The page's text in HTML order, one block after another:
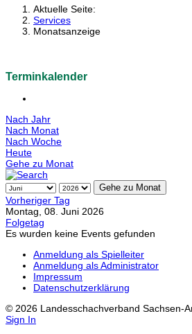
Aktuelle Seite:
Services
Monatsanzeige
Terminkalender
Nach Jahr
Nach Monat
Nach Woche
Heute
Gehe zu Monat
Gehe zu Monat
Vorheriger Tag
Montag, 08. Juni 2026
Folgetag
Es wurden keine Events gefunden
Anmeldung als Spielleiter
Anmeldung als Administrator
Impressum
Datenschutzerklärung
© 2026 Landesschachverband Sachsen-
Sign In